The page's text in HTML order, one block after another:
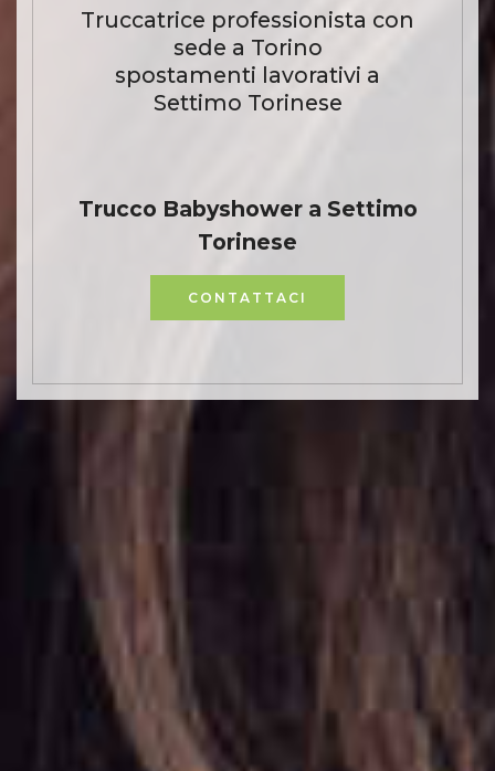
Truccatrice professionista con
sede a Torino
spostamenti lavorativi a
Settimo Torinese
Trucco Babyshower a Settimo
Torinese
CONTATTACI